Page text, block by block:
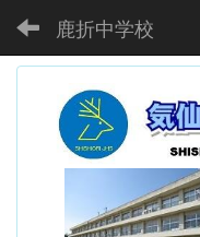
鹿折中学校